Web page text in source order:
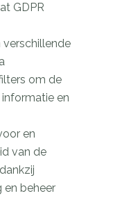
GDPR
verschillende
om de
en
en
van de
beheer